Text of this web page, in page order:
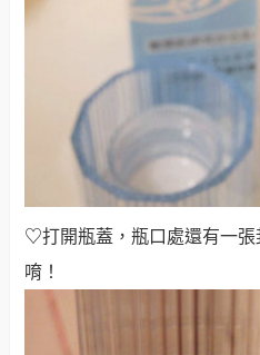
♡打開瓶蓋，瓶口處還有一
唷！